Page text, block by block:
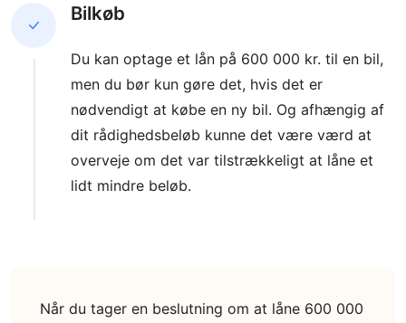
Bilkøb
Du kan optage et lån på 600 000 kr. til en bil,
men du bør kun gøre det, hvis det er
nødvendigt at købe en ny bil. Og afhængig af
dit rådighedsbeløb kunne det være værd at
overveje om det var tilstrækkeligt at låne et
lidt mindre beløb.
Når du tager en beslutning om at låne 600 000